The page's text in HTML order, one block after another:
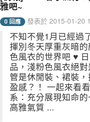
雅吧~
0 回應 發表於 2015-01-20
不知不覺1月已經過
揮別冬天厚重灰暗
色風衣的世界吧 ♥
品，淺粉色風衣絕
管是休閒裝、裙裝
盈感？！ 一起來看
系：充分展現知命
高雅氣質 ...